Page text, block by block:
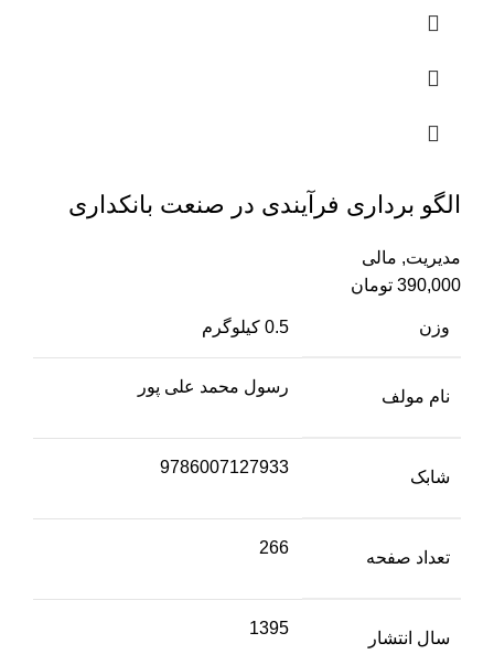
الگو برداری فرآیندی در صنعت بانکداری
مدیریت, مالی
390,000 تومان
وزن 0.5 کیلوگرم
نام مولف
رسول محمد علی پور
شابک
9786007127933
تعداد صفحه
266
سال انتشار
1395